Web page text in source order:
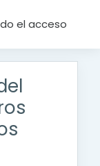
el acceso